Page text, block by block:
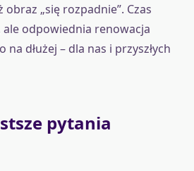
„się rozpadnie”. Czas
ale odpowiednia renowacja
dłużej – dla nas i przyszłych
pytania